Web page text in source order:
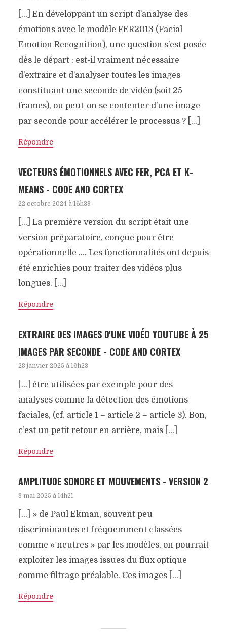
[…] En développant un script d’analyse des
émotions avec le modèle FER2013 (Facial
Emotion Recognition), une question s’est posée
dès le départ : est-il vraiment nécessaire
d’extraire et d’analyser toutes les images
constituant une seconde de vidéo (soit 25
frames), ou peut-on se contenter d’une image
par seconde pour accélérer le processus ? […]
Répondre
VECTEURS ÉMOTIONNELS AVEC FER, PCA ET K-
MEANS - CODE AND CORTEX
22 octobre 2024 à 16h38
[…] La première version du script était une
version préparatoire, conçue pour être
opérationnelle …. Les fonctionnalités ont depuis
été enrichies pour traiter des vidéos plus
longues. […]
Répondre
EXTRAIRE DES IMAGES D'UNE VIDÉO YOUTUBE À 25
IMAGES PAR SECONDE - CODE AND CORTEX
28 janvier 2025 à 16h23
[…] être utilisées par exemple pour des
analyses comme la détection des émotions
faciales, (cf. article 1 – article 2 – article 3). Bon,
c’est un petit retour en arrière, mais […]
Répondre
AMPLITUDE SONORE ET MOUVEMENTS - VERSION 2
8 mai 2025 à 14h21
[…] » de Paul Ekman, souvent peu
discriminantes et fréquemment classées
comme « neutres » par les modèles, on pourrait
exploiter les images issues du flux optique
comme filtrage préalable. Ces images […]
Répondre